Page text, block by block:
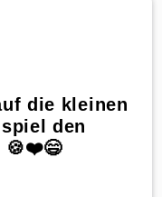
die kleinen
den
🍪❤️😄